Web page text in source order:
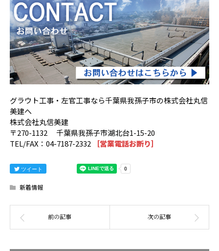
グラウト工事・左官工事なら千葉県我孫子市の株式会社丸信
美建へ
株式会社丸信美建
〒270-1132 千葉県我孫子市湖北台1-15-20
TEL/FAX：04-7187-2332
［営業電話お断り］
ツイート
新着情報